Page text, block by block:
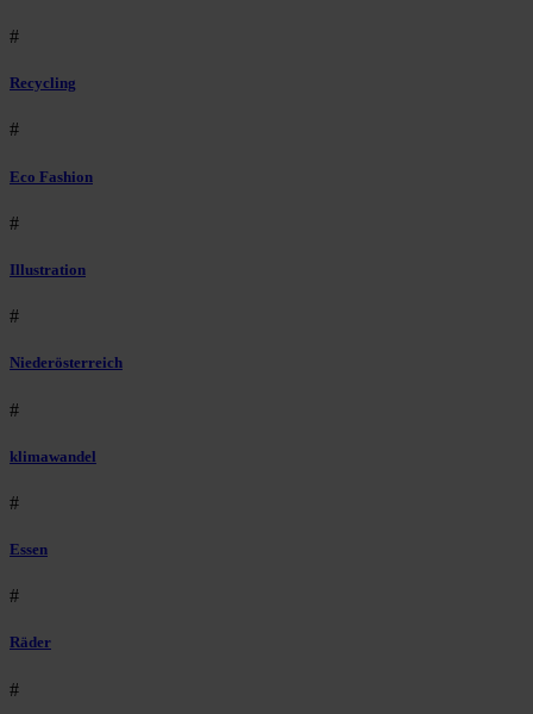
#
Recycling
#
Eco Fashion
#
Illustration
#
Niederösterreich
#
klimawandel
#
Essen
#
Räder
#